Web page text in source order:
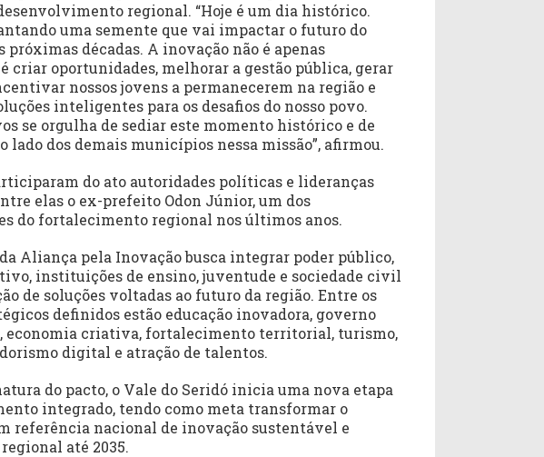
regional. “Hoje é um dia histórico.
uma semente que vai impactar o futuro do
próximas décadas. A inovação não é apenas
criar oportunidades, melhorar a gestão pública, gerar
nossos jovens a permanecerem na região e
inteligentes para os desafios do nosso povo.
se orgulha de sediar este momento histórico e de
lado dos demais municípios nessa missão”, afirmou.
do ato autoridades políticas e lideranças
elas o ex-prefeito Odon Júnior, um dos
do fortalecimento regional nos últimos anos.
Aliança pela Inovação busca integrar poder público,
instituições de ensino, juventude e sociedade civil
de soluções voltadas ao futuro da região. Entre os
definidos estão educação inovadora, governo
economia criativa, fortalecimento territorial, turismo,
digital e atração de talentos.
do pacto, o Vale do Seridó inicia uma nova etapa
integrado, tendo como meta transformar o
referência nacional de inovação sustentável e
até 2035.